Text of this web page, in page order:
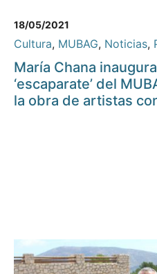
18/05/2021
Cultura, MUBAG, Noticias,
María Chana
‘escaparate’ del
la obra de artistas